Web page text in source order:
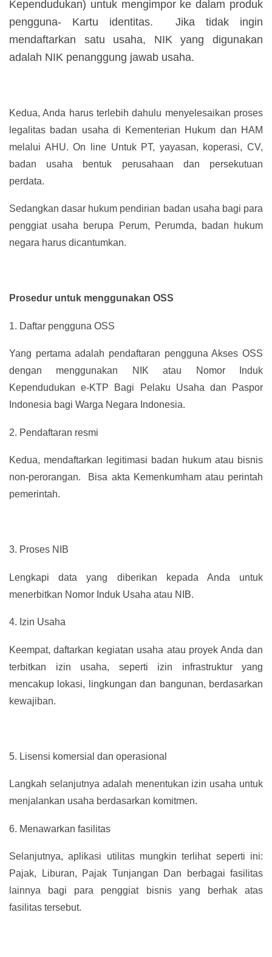
Kependudukan) untuk mengimpor ke dalam produk
pengguna- Kartu identitas. Jika tidak ingin
mendaftarkan satu usaha, NIK yang digunakan
adalah NIK penanggung jawab usaha.
Kedua, Anda harus terlebih dahulu menyelesaikan proses
legalitas badan usaha di Kementerian Hukum dan HAM
melalui AHU. On line Untuk PT, yayasan, koperasi, CV,
badan usaha bentuk perusahaan dan persekutuan
perdata.
Sedangkan dasar hukum pendirian badan usaha bagi para
penggiat usaha berupa Perum, Perumda, badan hukum
negara harus dicantumkan.
Prosedur untuk menggunakan OSS
1. Daftar pengguna OSS
Yang pertama adalah pendaftaran pengguna Akses OSS
dengan menggunakan NIK atau Nomor Induk
Kependudukan e-KTP Bagi Pelaku Usaha dan Paspor
Indonesia bagi Warga Negara Indonesia.
2. Pendaftaran resmi
Kedua, mendaftarkan legitimasi badan hukum atau bisnis
non-perorangan. Bisa akta Kemenkumham atau perintah
pemerintah.
3. Proses NIB
Lengkapi data yang diberikan kepada Anda untuk
menerbitkan Nomor Induk Usaha atau NIB.
4. Izin Usaha
Keempat, daftarkan kegiatan usaha atau proyek Anda dan
terbitkan izin usaha, seperti izin infrastruktur yang
mencakup lokasi, lingkungan dan bangunan, berdasarkan
kewajiban.
5. Lisensi komersial dan operasional
Langkah selanjutnya adalah menentukan izin usaha untuk
menjalankan usaha berdasarkan komitmen.
6. Menawarkan fasilitas
Selanjutnya, aplikasi utilitas mungkin terlihat seperti ini:
Pajak, Liburan, Pajak Tunjangan Dan berbagai fasilitas
lainnya bagi para penggiat bisnis yang berhak atas
fasilitas tersebut.